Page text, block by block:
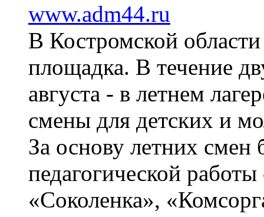
www.adm44.ru
В Костромской
площадка. В течение
августа - в летнем
смены для детских и
За основу летних смен
педагогической
«Соколенка»,